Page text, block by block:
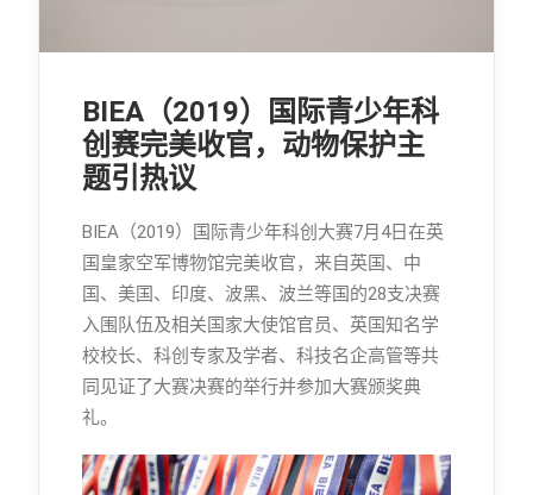
BIEA（2019）国际青少年科
创赛完美收官，动物保护主
题引热议
BIEA（2019）国际青少年科创大赛7月4日在英
国皇家空军博物馆完美收官，来自英国、中
国、美国、印度、波黑、波兰等国的28支决赛
入围队伍及相关国家大使馆官员、英国知名学
校校长、科创专家及学者、科技名企高管等共
同见证了大赛决赛的举行并参加大赛颁奖典
礼。